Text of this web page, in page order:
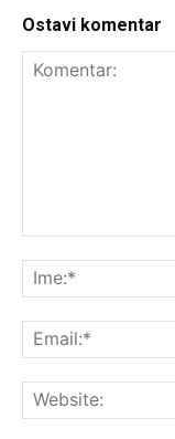
Ostavi komentar